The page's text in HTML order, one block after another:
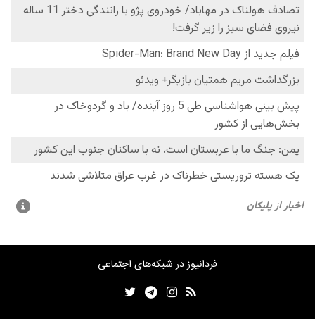
فردانیوز در شبکه‌های اجتماعی